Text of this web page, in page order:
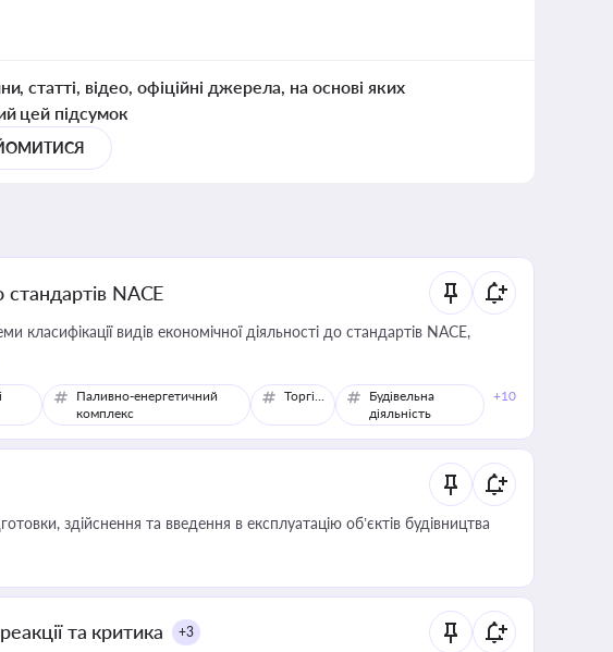
статті, відео, офіційні джерела, на основі яких
цей підсумок
NACE
класифікації видів економічної діяльності до стандартів NACE,
Паливно-енергетичний
комплекс
Торгівля
Будівельна
діяльність
+10
здійснення та введення в експлуатацію об’єктів будівництва
та критика +3